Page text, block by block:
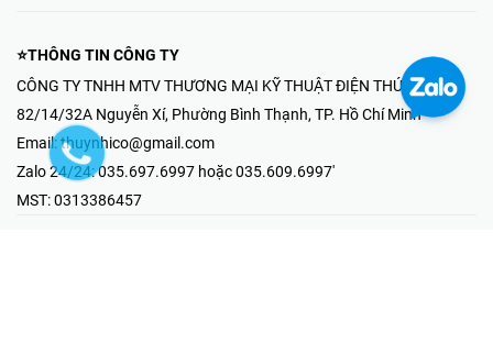
⭐THÔNG TIN CÔNG TY
CÔNG TY TNHH MTV THƯƠNG MẠI KỸ THUẬT ĐIỆN THÚY NHI
82/14/32A Nguyễn Xí, Phường Bình Thạnh, TP. Hồ Chí Minh
Email: thuynhico@gmail.com
Zalo 24/24:035.697.6997 hoặc 035.609.6997'
MST:0313386457